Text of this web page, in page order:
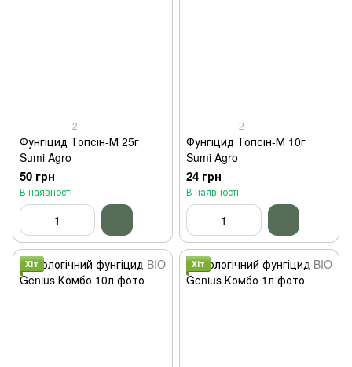
2
Фунгіцид Топсін-М 25г
Sumi Agro
50 грн
В наявності
2
Фунгіцид Топсін-М 10г
Sumi Agro
24 грн
В наявності
Хіт Хіт